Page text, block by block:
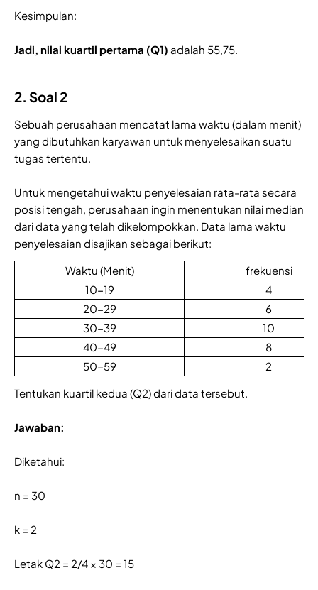
Kesimpulan:
Jadi, nilai kuartil pertama (Q1) adalah 55,75.
2. Soal 2
Sebuah perusahaan mencatat lama waktu (dalam menit)
yang dibutuhkan karyawan untuk menyelesaikan suatu
tugas tertentu.
Untuk mengetahui waktu penyelesaian rata-rata secara
posisi tengah, perusahaan ingin menentukan nilai median
dari data yang telah dikelompokkan. Data lama waktu
penyelesaian disajikan sebagai berikut:
Waktu (Menit)
frekuensi
10-19
4
20-29
6
30-39
10
40-49
8
50-59
2
Tentukan kuartil kedua (Q2) dari data tersebut.
Jawaban:
Diketahui:
n = 30
k = 2
Letak Q2 = 2/4 × 30 = 15